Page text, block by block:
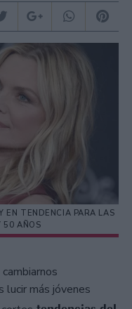
EN TENDENCIA PARA LAS
50 AÑOS
lucir más jóvenes